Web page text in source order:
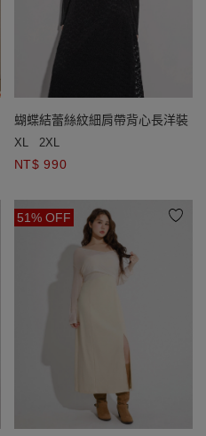
蝴蝶結蕾絲紋細肩帶背心長洋裝
XL 2XL
NT$ 990
51% OFF